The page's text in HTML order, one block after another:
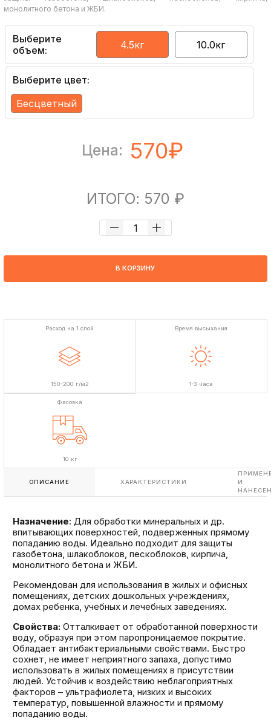
монолитного бетона и ЖБИ.
Выберите
объем:
4.5кг 10.0кг
Выберите цвет:
Бесцветный
Цена: 570₽
ИТОГО: 570 ₽
В КОРЗИНУ
Расход на 1 слой
150-200 г/м2
Время высыхания
1-3 часа
Фасовка
10 кг
ОПИСАНИЕ ХАРАКТЕРИСТИКИ
И
Назначение: Для обработки минеральных и др.
впитывающих поверхностей, подверженных прямому
попаданию воды. Идеально подходит для защиты
газобетона, шлакоблоков, пескоблоков, кирпича,
монолитного бетона и ЖБИ.
Рекомендован для использования в жилых и офисных
помещениях, детских дошкольных учреждениях,
домах ребенка, учебных и лечебных заведениях.
Свойства:Отталкивает от обработанной поверхности
воду, образуя при этом паропроницаемое покрытие.
Обладает антибактериальными свойствами. Быстро
сохнет, не имеет неприятного запаха, допустимо
использовать в жилых помещениях в присутствии
людей. Устойчив к воздействию неблагоприятных
факторов – ультрафиолета, низких и высоких
температур, повышенной влажности и прямому
попаданию воды.